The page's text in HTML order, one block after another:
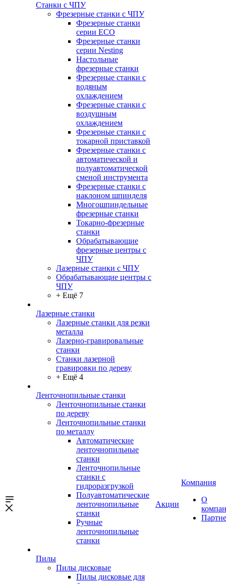
Станки с ЧПУ
Фрезерные станки с ЧПУ
Фрезерные станки
серии ECO
Фрезерные станки
серии Nesting
Настольные
фрезерные станки
Фрезерные станки с
водяным
охлаждением
Фрезерные станки с
воздушным
охлаждением
Фрезерные станки с
токарной приставкой
Фрезерные станки с
автоматической и
полуавтоматической
сменой инструмента
Фрезерные станки с
наклоном шпинделя
Многошпиндельные
фрезерные станки
Токарно-фрезерные
станки
Обрабатывающие
фрезерные центры с
ЧПУ
Лазерные станки с ЧПУ
Обрабатывающие центры с
ЧПУ
+ Ещё 7
Лазерные станки
Лазерные станки для резки
металла
Лазерно-гравировальные
станки
Станки лазерной
гравировки по дереву
+ Ещё 4
Ленточнопильные станки
Ленточнопильные станки
по дереву
Ленточнопильные станки
по металлу
Автоматические
ленточнопильные
станки
Ленточнопильные
станки с
гидроразгрузкой
Полуавтоматические
ленточнопильные
станки
Ручные
ленточнопильные
станки
Пилы
Пилы дисковые
Пилы дисковые для
Акции
Компания
О